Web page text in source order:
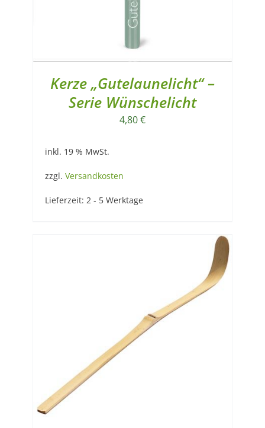
Kerze „Gutelaunelicht“ –
Serie Wünschelicht
4,80€
inkl. 19 % MwSt.
zzgl. Versandkosten
Lieferzeit: 2 - 5 Werktage